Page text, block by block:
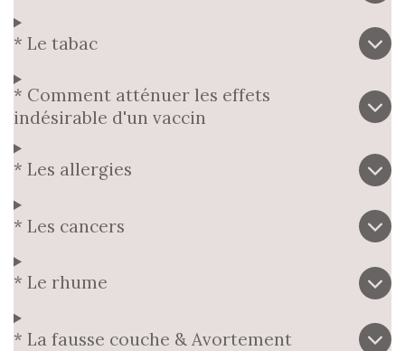
* Le tabac
* Comment atténuer les effets
indésirable d'un vaccin
* Les allergies
* Les cancers
* Le rhume
* La fausse couche & Avortement